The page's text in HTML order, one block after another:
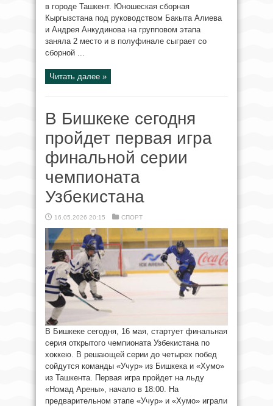
в городе Ташкент. Юношеская сборная
Кыргызстана под руководством Бакыта Алиева
и Андрея Анкудинова на групповом этапа
заняла 2 место и в полуфинале сыграет со
сборной ...
Читать далее »
В Бишкеке сегодня
пройдет первая игра
финальной серии
чемпионата
Узбекистана
16.05.2026 20:15 СПОРТ
В Бишкеке сегодня, 16 мая, стартует финальная
серия открытого чемпионата Узбекистана по
хоккею. В решающей серии до четырех побед
сойдутся команды «Учур» из Бишкека и «Хумо»
из Ташкента. Первая игра пройдет на льду
«Номад Арены», начало в 18:00. На
предварительном этапе «Учур» и «Хумо» играли